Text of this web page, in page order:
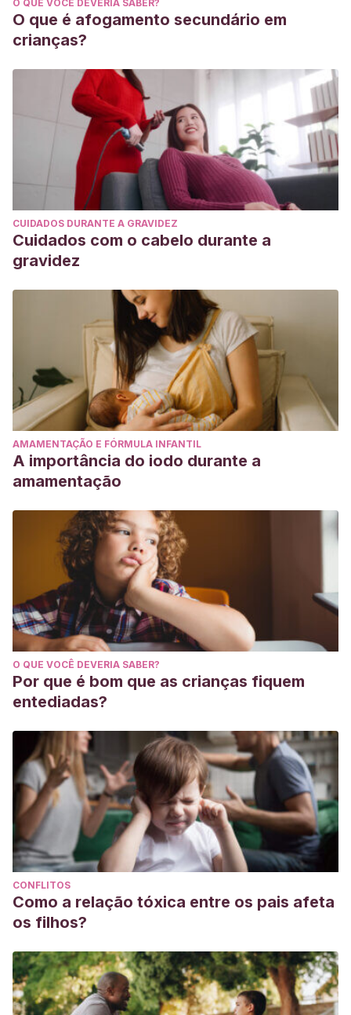
https://doi.org/10.1093/eurpub/ckl103
Oropesa Roblejo, P., García Wilson, I., Puente Saní, V.,
& Matute Gaínza, Y.
como fuente de recurso en el tratamiento rehabilitador.
Medisan,13(6), 0-0.http://scielo.sld.cu/scielo.php?
script=sci_arttext&pid=S1029-30192009000600015
O QUE VOCÊ DEVERIA SABER?
O que é afogamento secundário em
crianças?
CUIDADOS DURANTE A GRAVIDEZ
Cuidados com o cabelo durante a
gravidez
AMAMENTAÇÃO E FÓRMULA INFANTIL
A importância do iodo durante a
amamentação
O QUE VOCÊ DEVERIA SABER?
Por que é bom que as crianças fiquem
entediadas?
CONFLITOS
Como a relação tóxica entre os pais afeta
os filhos?